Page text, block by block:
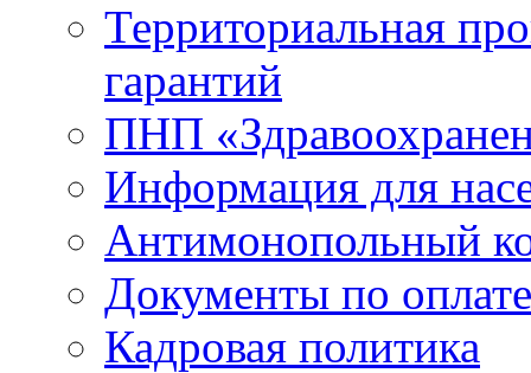
Территориальная
гарантий
ПНП
Информация для
Антимонопольный
Документы по
Кадровая политика